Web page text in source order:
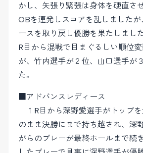
かし、矢張り緊張は身体を硬直さ
OBを連発しスコアを乱しました
ースを取り戻し優勝を果たしまし
R目から混戦で目まぐるしい順位
が、竹内選手が２位、山口選手が
た。
■アドバンスレディース
１R目から深野愛選手がトップ
のまま決勝にまで持ち越され、深
がらのプレーが最終ホールまで続